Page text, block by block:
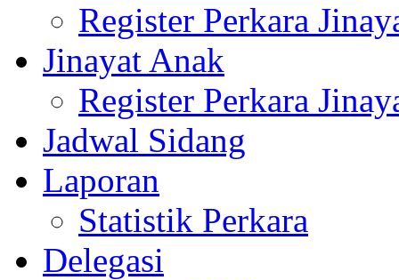
Register Perkara
Jinayat Anak
Register Perkara
Jadwal Sidang
Laporan
Statistik Perkara
Delegasi